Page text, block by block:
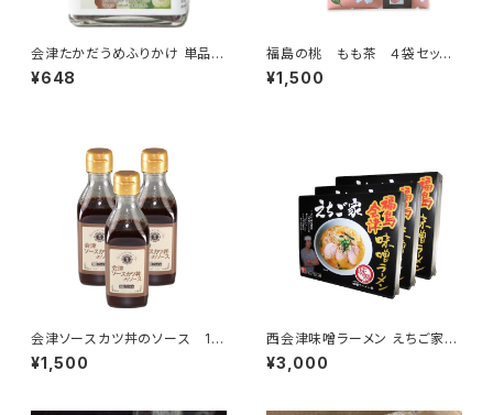
会津たかだうめふりかけ 単品
ふりかけ 梅の香りが楽しめる風
味豊かな味わい ご飯のお供 振
¥648
福島の桃 もも茶 ４袋セッ
ト ひゃくぶんのいち ピーチテ
ィー
¥1,500
会津ソースカツ丼のソース 18
0ｍｌ×３本セット ご当地ソース
¥1,500
西会津味噌ラーメン えちご家4
食×3箱（12食）福島グルメグラン
プリ優勝
¥3,000